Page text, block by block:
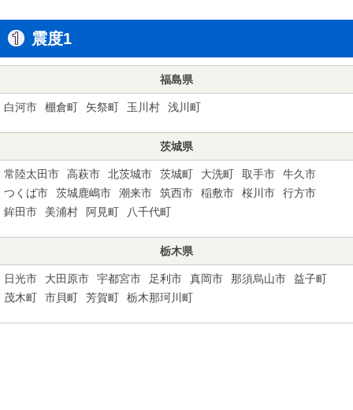
震度1
福島県
白河市 棚倉町 矢祭町 玉川村 浅川町
茨城県
常陸太田市 高萩市 北茨城市 茨城町 大洗町 取手市
牛久市
つくば市
茨城鹿嶋市 潮来市 筑西市 稲敷市 桜川市
行方市
鉾田市
美浦村 阿見町 八千代町
栃木県
日光市 大田原市 宇都宮市 足利市 真岡市 那須烏山市
益子町
茂木町
市貝町 芳賀町 栃木那珂川町